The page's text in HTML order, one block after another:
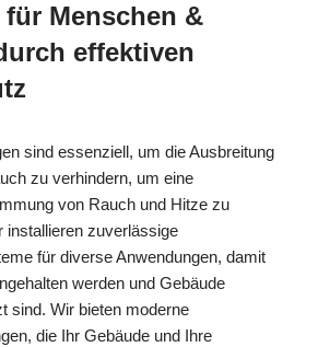
Menschen &
effektiven
sind essenziell, um die Ausbreitung
zu verhindern, um eine
von Rauch und Hitze zu
installieren zuverlässige
für diverse Anwendungen, damit
werden und Gebäude
sind. Wir bieten moderne
die Ihr Gebäude und Ihre